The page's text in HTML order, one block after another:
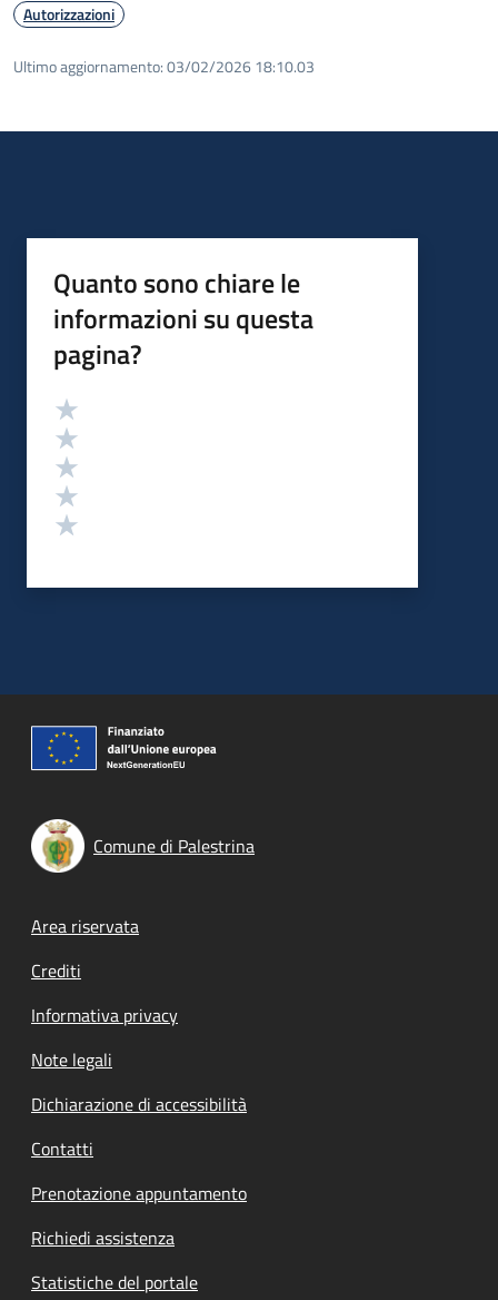
Autorizzazioni
Ultimo aggiornamento:03/02/2026 18:10.03
Quanto sono chiare le
informazioni su questa
pagina?
Valutazione
Comune di Palestrina
Footer menu
Area riservata
Crediti
Informativa privacy
Note legali
Dichiarazione di accessibilità
Contatti
Prenotazione appuntamento
Richiedi assistenza
Statistiche del portale